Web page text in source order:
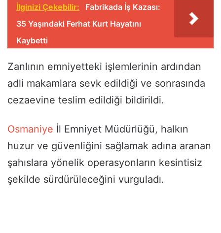
İlginizi Çekebilir:
Fabrikada İş Kazası:
35 Yaşındaki Ferhat Kurt Hayatını
Kaybetti
Zanlının emniyetteki işlemlerinin ardından
adli makamlara sevk edildiği ve sonrasında
cezaevine teslim edildiği bildirildi.
Osmaniye İl Emniyet Müdürlüğü, halkın
huzur ve güvenliğini sağlamak adına aranan
şahıslara yönelik operasyonların kesintisiz
şekilde sürdürüleceğini vurguladı.